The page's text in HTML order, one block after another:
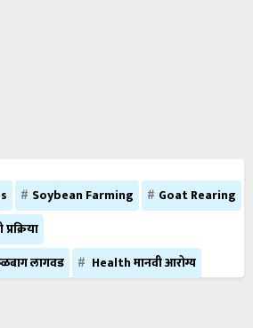
Soybean Farming
Goat Rearing
लागवड
Health मानवी आरोग्य